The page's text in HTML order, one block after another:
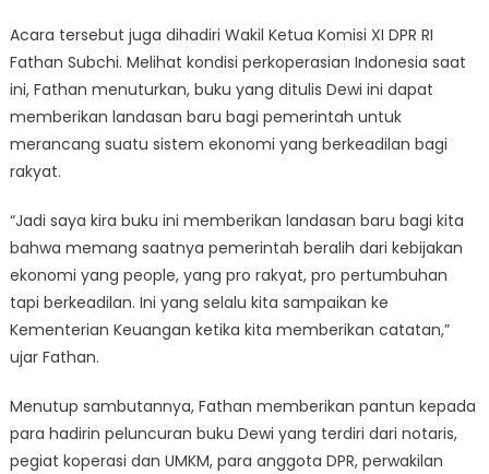
Acara tersebut juga dihadiri Wakil Ketua Komisi XI DPR RI
Fathan Subchi. Melihat kondisi perkoperasian Indonesia saat
ini, Fathan menuturkan, buku yang ditulis Dewi ini dapat
memberikan landasan baru bagi pemerintah untuk
merancang suatu sistem ekonomi yang berkeadilan bagi
rakyat.
“Jadi saya kira buku ini memberikan landasan baru bagi kita
bahwa memang saatnya pemerintah beralih dari kebijakan
ekonomi yang people, yang pro rakyat, pro pertumbuhan
tapi berkeadilan. Ini yang selalu kita sampaikan ke
Kementerian Keuangan ketika kita memberikan catatan,”
ujar Fathan.
Menutup sambutannya, Fathan memberikan pantun kepada
para hadirin peluncuran buku Dewi yang terdiri dari notaris,
pegiat koperasi dan UMKM, para anggota DPR, perwakilan